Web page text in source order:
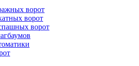
ворот
ворот
ворот